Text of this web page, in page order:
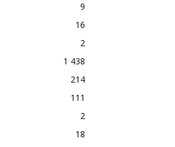
9
16
2
1 438
214
111
2
18